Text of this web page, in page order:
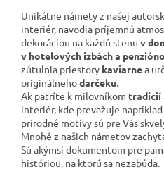
Unikátne námety z našej
interiér, navodia príjemnú
dekoráciou na každú stenu v
v hotelových izbách a
zútulnia priestory kaviarnea
originálnehodarčeku.
Ak patríte k milovníkom tradícií
interiér, kde prevažuje
prírodné motívy sú pre Vás
Mnohé z našich námetov
Sú akýmsi dokumentom pre
históriou, na ktorú sa nezabúda.